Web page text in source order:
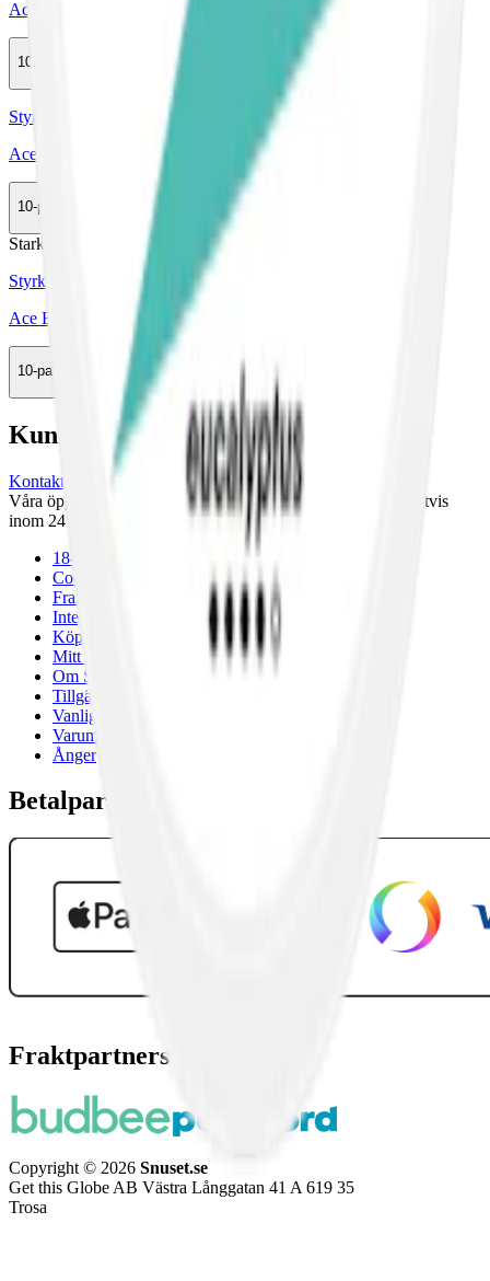
Ace Cool Mint Low
10-pack
Styrka Normal · Slim
Ace Spearmint
10-pack
Stark
Styrka Stark · Slim
Ace Eucalyptus
10-pack
369,50 kr
Kundservice
Kontakta oss
Våra öppettider är: Alla dagar 08:00 - 18:00 Vi svarar vanligtvis
inom 24 timmar på vardagar.
18-årsgräns
Cookiepolicy
Frakt- och leveransvillkor
Integritetspolicy
Köpvillkor
Mitt konto
Om Snuset.se
Tillgänglighetsredogörelse
Vanliga frågor
Varumärken
Ånger
Betalpartner
Fraktpartners
Copyright © 2026 Snuset.se
Get this Globe AB Västra Långgatan 41 A 619 35
Trosa